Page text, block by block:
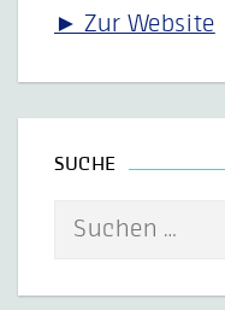
► Zur Website
SUCHE
Suche